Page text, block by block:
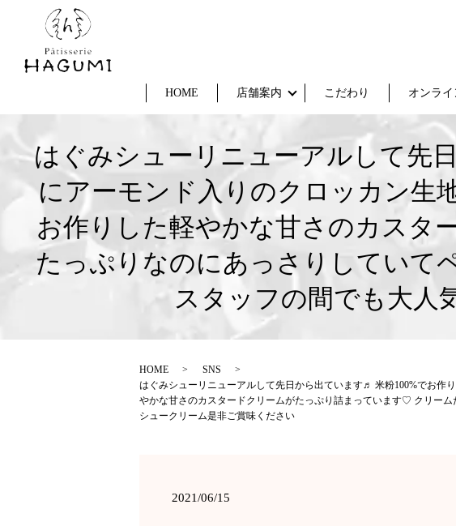
HOME 店舗案内 こだわり オンラ
はぐみシューリニューアルして先
にアーモンド入りのクロッカン生
お作りした軽やかな甘さのカスタ
たっぷりなのにあっさりしていて
スタッフの間でも大人
HOME
SNS
はぐみシューリニューアルして先日から出ています♬ 米粉100%でお作
やかな甘さのカスタードクリームがたっぷり詰まっています♡ クリー
シュークリーム是非ご賞味ください
2021/06/15